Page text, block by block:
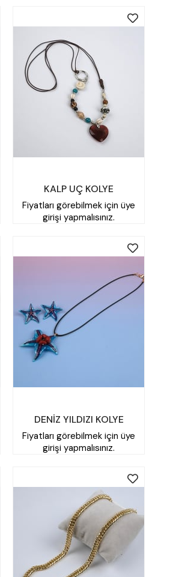
KALP UÇ KOLYE
Fiyatları görebilmek için üye
girişi yapmalısınız.
DENİZ YILDIZI KOLYE
Fiyatları görebilmek için üye
girişi yapmalısınız.